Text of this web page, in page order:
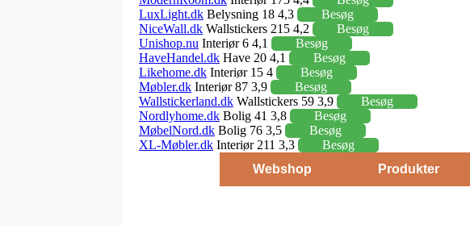
LuxLight.dk Belysning 18 4,3
Besøg
NiceWall.dk Wallstickers 215 4,2
Besøg
Unishop.nu Interiør 6 4,1
Besøg
HaveHandel.dk Have 20 4,1
Besøg
Likehome.dk Interiør 15 4
Besøg
Møbler.dk Interiør 87 3,9
Besøg
Wallstickerland.dk Wallstickers 59 3,9
Besøg
Nordlyhome.dk Bolig 41 3,8
Besøg
MøbelNord.dk Bolig 76 3,5
Besøg
XL-Møbler.dk Interiør 211 3,3
Besøg
Webshop
Produkter